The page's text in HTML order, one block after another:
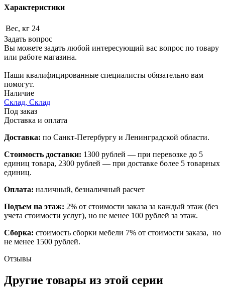
Характеристики
Вес, кг 24
Задать вопрос
Вы можете задать любой интересующий вас вопрос по товару
или работе магазина.
Наши квалифицированные специалисты обязательно вам
помогут.
Наличие
Склад, Склад
Под заказ
Доставка и оплата
Доставка: по Санкт-Петербургу и Ленинградской области.
Стоимость доставки: 1300 рублей — при перевозке до 5
единиц товара, 2300 рублей — при доставке более 5 товарных
единиц.
Оплата: наличный, безналичный расчет
Подъем на этаж: 2% от стоимости заказа за каждый этаж (без
учета стоимости услуг), но не менее 100 рублей за этаж.
Сборка: стоимость сборки мебели 7% от стоимости заказа, но
не менее 1500 рублей.
Отзывы
Другие товары из этой серии